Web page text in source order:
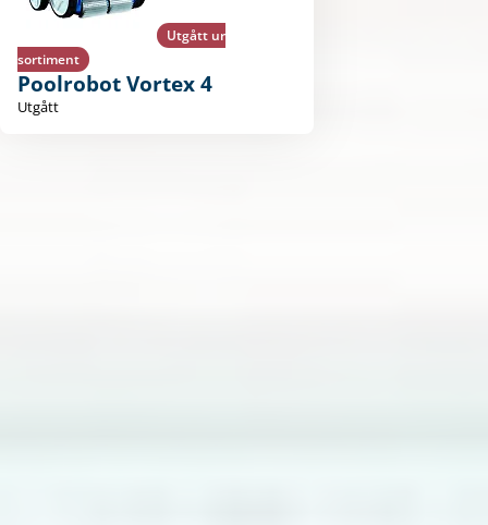
Utgått ur
sortiment
Poolrobot Vortex 4
Utgått